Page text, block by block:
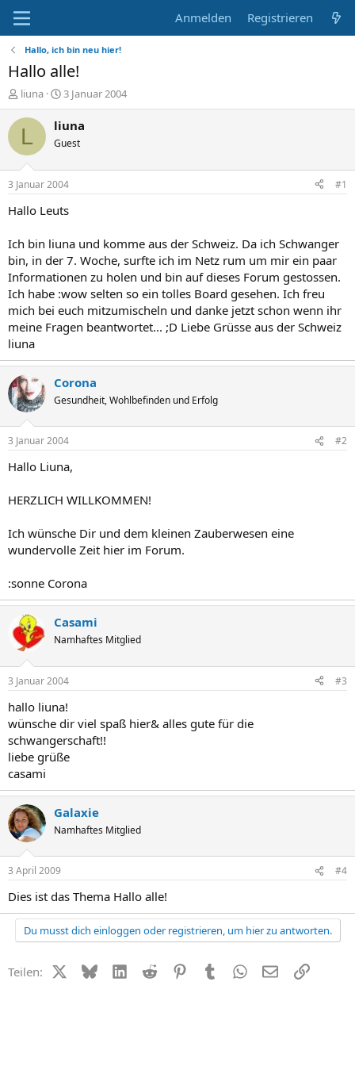
Anmelden Registrieren
Hallo, ich bin neu hier!
Hallo alle!
E
r
s
e
r
liuna
E
r
s
e
t
a
3 Januar 2004
L liuna
Guest
3 Januar 2004 #1
Hallo Leuts
Ich bin liuna und komme aus der Schweiz. Da ich Schwanger
bin, in der 7. Woche, surfte ich im Netz rum um mir ein paar
Informationen zu holen und bin auf dieses Forum gestossen.
Ich habe :wow selten so ein tolles Board gesehen. Ich freu
mich bei euch mitzumischeln und danke jetzt schon wenn ihr
meine Fragen beantwortet... ;D Liebe Grüsse aus der Schweiz
liuna
Corona
Gesundheit, Wohlbefinden und Erfolg
3 Januar 2004 #2
Hallo Liuna,
HERZLICH WILLKOMMEN!
Ich wünsche Dir und dem kleinen Zauberwesen eine
wundervolle Zeit hier im Forum.
:sonne Corona
Casami
Namhaftes Mitglied
3 Januar 2004 #3
hallo liuna!
wünsche dir viel spaß hier& alles gute für die
schwangerschaft!!
liebe grüße
casami
Galaxie
Namhaftes Mitglied
3 April 2009 #4
Dies ist das Thema Hallo alle!
Du musst dich einloggen oder registrieren, um hier zu antworten.
Teilen: X (Twitter)
BlueskyLinkedIn
Reddit PinterestTumblr WhatsApp
E-MailLink